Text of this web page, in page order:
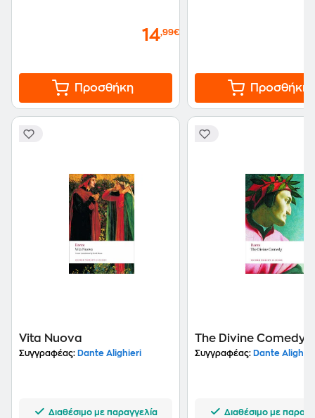
14,99€
Προσθήκη Προσθήκη
Vita Nuova
Συγγραφέας: Dante Alighieri
Διαθέσιμο με παραγγελία
The Divine Comedy
Συγγραφέας: Dante
Διαθέσιμο με